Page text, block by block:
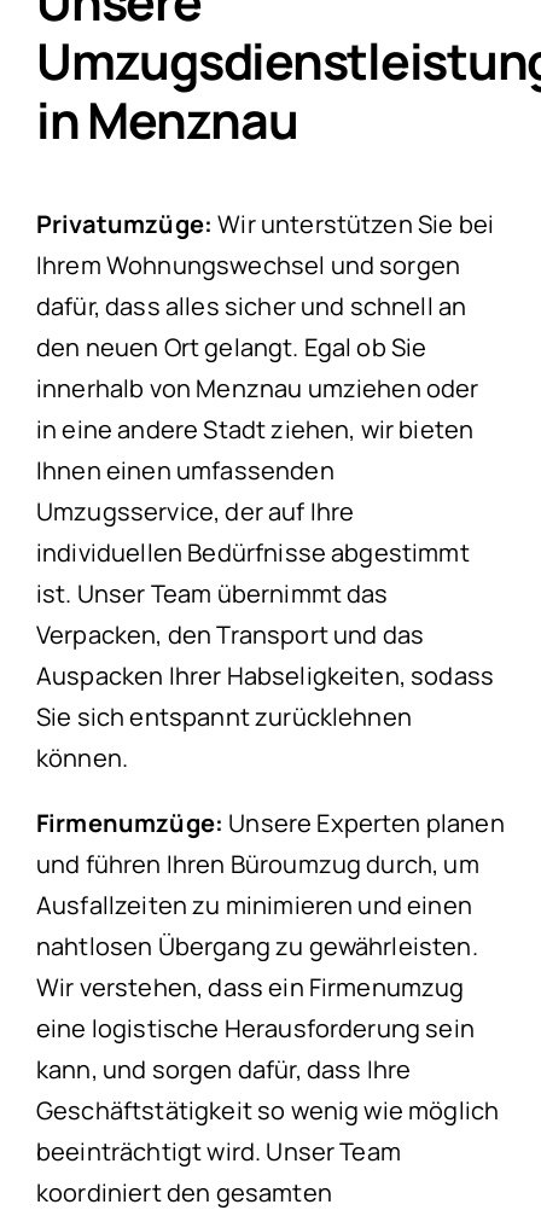
in Menznau
Privatumzüge: Wir unterstützen Sie bei
Ihrem Wohnungswechsel und sorgen
dafür, dass alles sicher und schnell an
den neuen Ort gelangt. Egal ob Sie
innerhalb von Menznau umziehen oder
in eine andere Stadt ziehen, wir bieten
Ihnen einen umfassenden
Umzugsservice, der auf Ihre
individuellen Bedürfnisse abgestimmt
ist. Unser Team übernimmt das
Verpacken, den Transport und das
Auspacken Ihrer Habseligkeiten, sodass
Sie sich entspannt zurücklehnen
können.
Firmenumzüge: Unsere Experten planen
und führen Ihren Büroumzug durch, um
Ausfallzeiten zu minimieren und einen
nahtlosen Übergang zu gewährleisten.
Wir verstehen, dass ein Firmenumzug
eine logistische Herausforderung sein
kann, und sorgen dafür, dass Ihre
Geschäftstätigkeit so wenig wie möglich
beeinträchtigt wird. Unser Team
koordiniert den gesamten